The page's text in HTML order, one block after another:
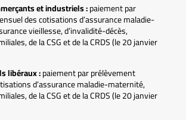
et industriels :paiement par
des cotisations d’assurance maladie-
vieillesse, d’invalidité-décès,
de la CSG et de la CRDS (le 20 janvier
libéraux :paiement par prélèvement
d’assurance maladie-maternité,
de la CSG et de la CRDS (le 20 janvier